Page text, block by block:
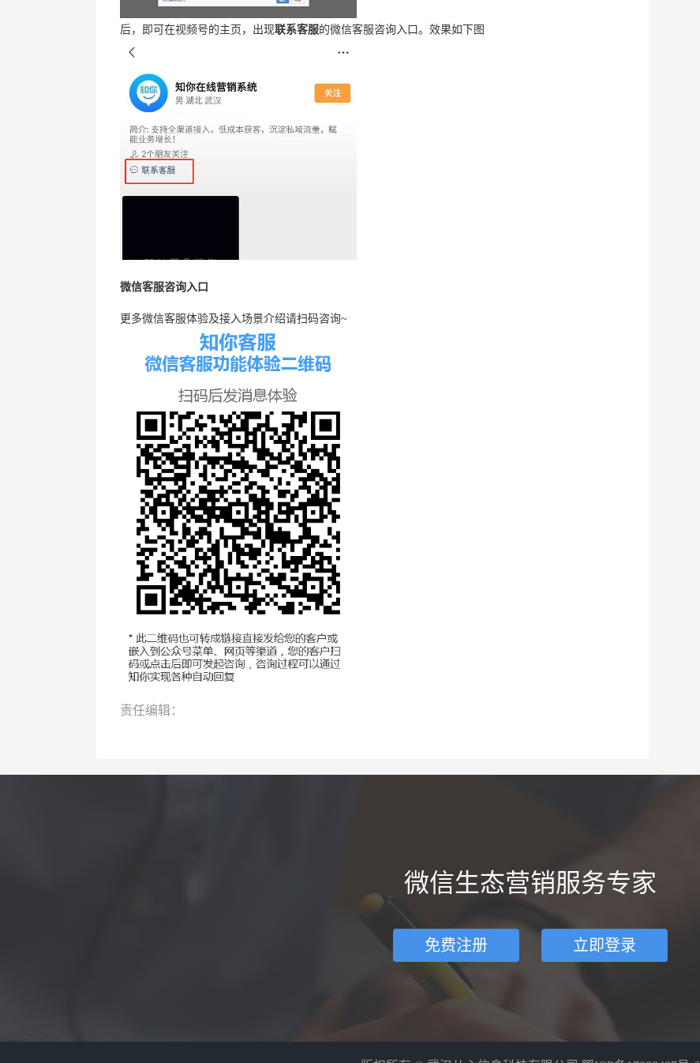
后，即可在视频号的主页，出现联系客服的微信客服咨询入口。效果如下图
微信客服咨询入口
更多微信客服体验及接入场景介绍请扫码咨询~
责任编辑：
微信生态营销服务专家
免费注册 立即登录